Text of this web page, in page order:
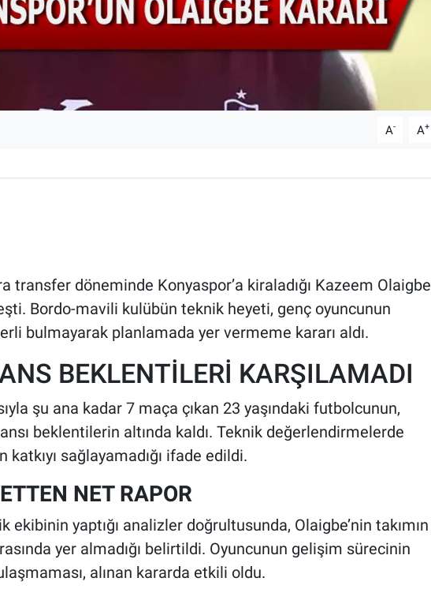
A- A+
transfer döneminde Konyaspor’a kiraladığı Kazeem Olaigbe
Bordo-mavili kulübün teknik heyeti, genç oyuncunun
bulmayarak planlamada yer vermeme kararı aldı.
BEKLENTİLERİ KARŞILAMADI
şu ana kadar 7 maça çıkan 23 yaşındaki futbolcunun,
beklentilerin altında kaldı. Teknik değerlendirmelerde
katkıyı sağlayamadığı ifade edildi.
NET RAPOR
ekibinin yaptığı analizler doğrultusunda, Olaigbe’nin takımın
yer almadığı belirtildi. Oyuncunun gelişim sürecinin
alınan kararda etkili oldu.